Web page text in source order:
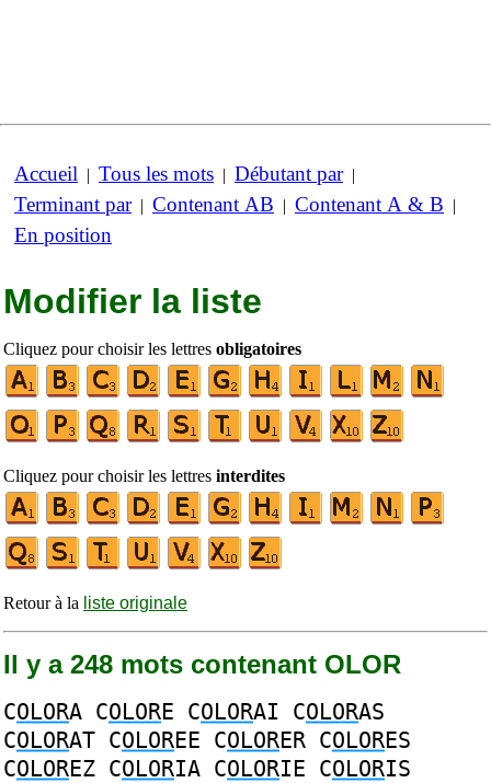
Accueil | Tous les mots | Débutant par|
Terminant par| Contenant AB | Contenant A & B |
En position
Modifier la liste
Cliquez pour choisir les lettres obligatoires
Cliquez pour choisir les lettres interdites
Retour à la liste originale
Il y a 248 mots contenant OLOR
COLORA COLORE COLORAI COLORAS
COLORAT COLOREE COLORER COLORES
COLOREZ COLORIA COLORIE COLORIS